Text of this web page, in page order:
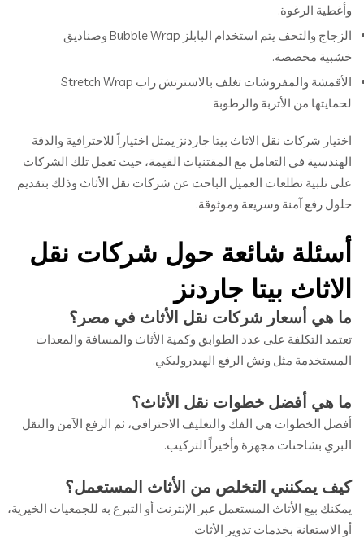
وأغطية الرغوة.
الزجاج والتحف يتم استخدام البابلز Bubble Wrap وصناديق
خشبية مخصصة.
الأقمشة والمفروشات تغلف بالاسترتش راب Stretch Wrap
لحمايتها من الأتربة والرطوبة
اختيار شركات نقل الاثاث بيتا جاردنز يمثل اختياراً للاحترافية والدقة
الهندسية في التعامل مع المقتنيات القيمة، حيث تعمل تلك الشركات
على تلبية تطلعات العميل الباحث عن شركات نقل الأثاث وذلك بتقديم
حلول رفع آمنة وسريعة وموثوقة.
أسئلة شائعة حول شركات نقل
الاثاث بيتا جاردنز
ما هي أسعار شركات نقل الأثاث في مصر؟
تعتمد التكلفة على عدد الطوابق وكمية الأثاث والمسافة والمعدات
المستخدمة مثل ونش الرفع الهيدروليكي.
ما هي أفضل خطوات نقل الأثاث؟
أفضل الخطوات هي الفك والتغليف الاحترافي، ثم الرفع الآمن والنقل
البري بشاحنات مجهزة وأخيراً التركيب.
كيف يمكنني التخلص من الأثاث المستعمل؟
يمكنك بيع الأثاث المستعمل عبر الإنترنت أو التبرع به للجمعيات الخيرية،
أو الاستعانة بخدمات تدوير الأثاث.